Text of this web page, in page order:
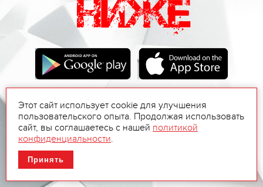
Этот сайт использует cookie для улучшения
пользовательского опыта. Продолжая использовать
сайт, вы соглашаетесь с нашей политикой
конфиденциальности.
Принять